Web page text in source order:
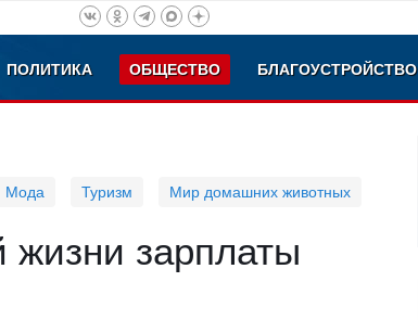
ПОЛИТИКА ОБЩЕСТВО БЛАГОУСТРОЙСТВО
Мода Туризм Мир домашних животных
жизни зарплаты